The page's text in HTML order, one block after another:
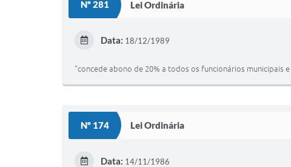
Nº 281 Lei Ordinária
Data: 18/12/1989
"concede abono de 20% a todos os funcionários municipais
Nº 174 Lei Ordinária
Data: 14/11/1986